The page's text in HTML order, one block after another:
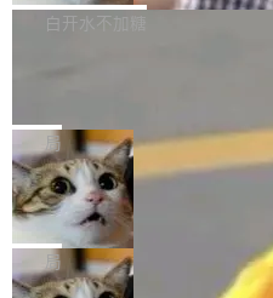
P9 patch03及以上版本。 *升级
很多中国音视频开发者而言，这
“启蒙老师”。 而今年，恰好是雷
年。FFmpeg 社区最终选择用一
字，留下了这份纪念。 雷霄骅曾
数字电视技术方向的博士生，长
频技...
导致公司在多个项目上超支。《
编写程序，目标是完成电商平台
列表的数据匹配 —— 一项常规的
务，最终却产生了 180 万美元的
超出原定预算 860%。 更令人意
最终并未成功落地，而高额算力
达 5 个月，公司直到财务对账时
白开水不加糖
e CEO Clément Delangue 在
没有拐弯抹角。他说中国正在赢
且按目前的速度，中国 AI 工具预
2027 年就能追上美国前沿实验
ngue 把原因归结为一件事：开
AI 开发者在一个共享和协作的生
局
当 AI agent 把源码变成了最好
统，开发者工具必须开源
五年前，David Crawshaw 问过
一个问题：你写过什么给自己用
乎都是没有。工程师们整天用别
局